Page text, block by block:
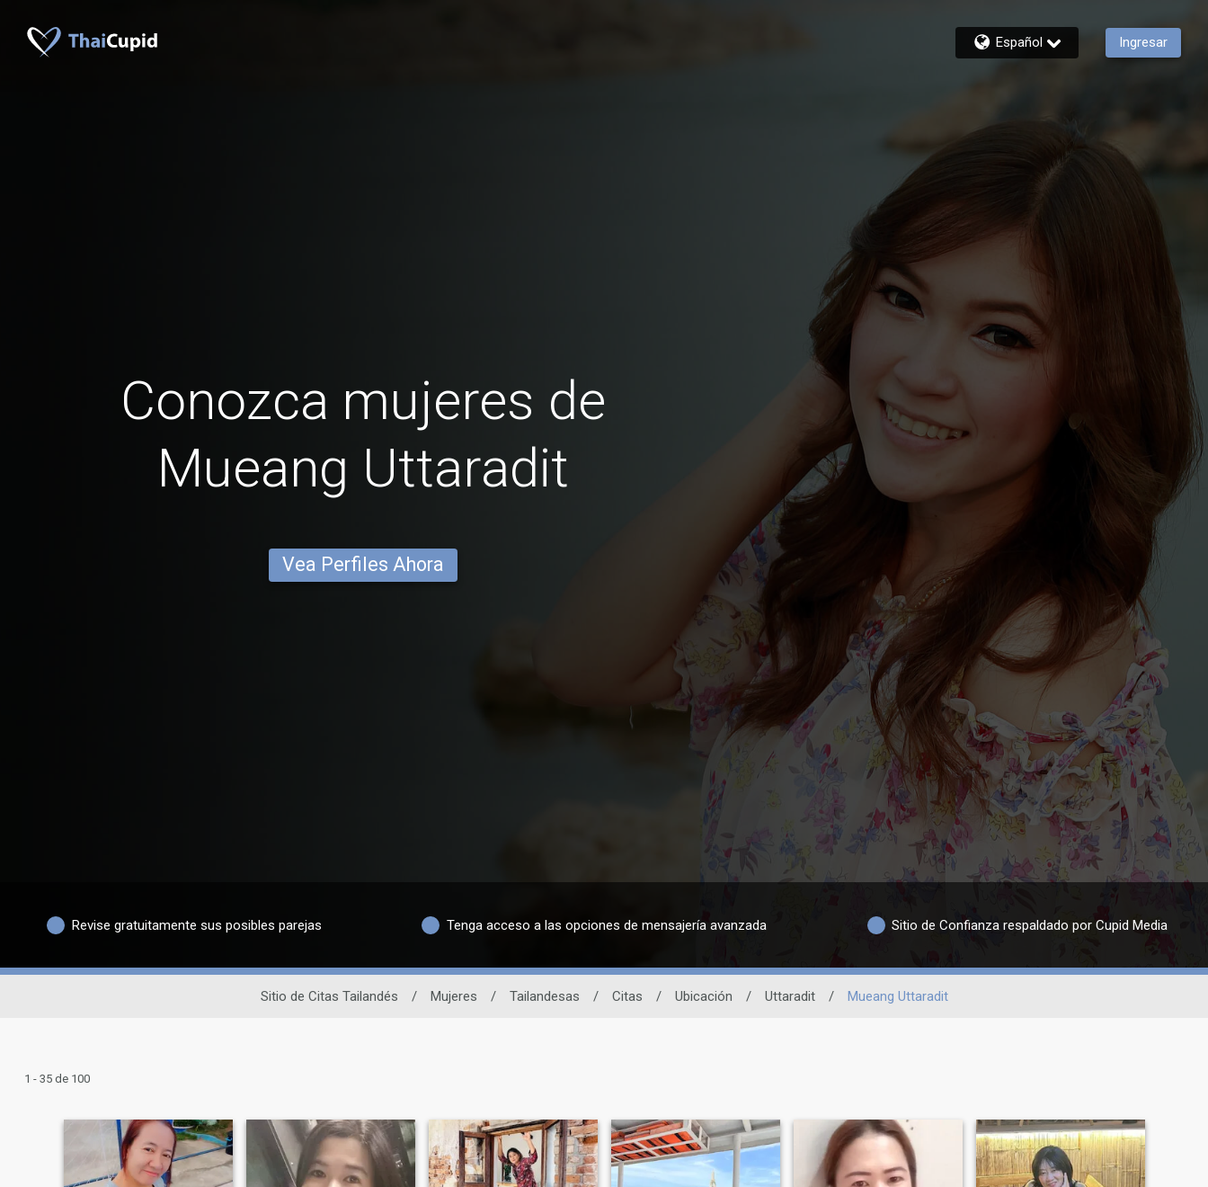
Español Ingresar
Conozca mujeres de
Mueang Uttaradit
Vea Perfiles Ahora
Revise gratuitamente sus posibles parejas Tenga acceso a las opciones de mensajería avanzada Sitio de Confianza respaldado por Cupid Media
Sitio de Citas Tailandés / Mujeres / Tailandesas / Citas / Ubicación / Uttaradit / Mueang Uttaradit
1 - 35 de 100